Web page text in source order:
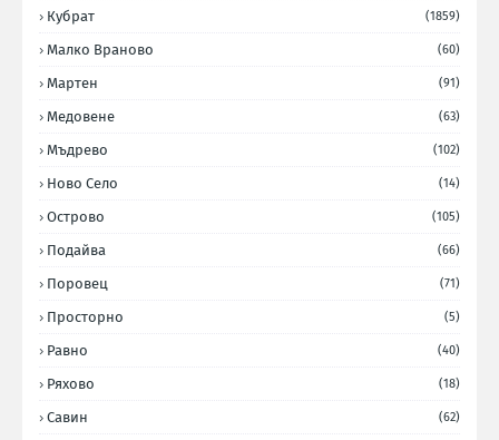
Кубрат (1859)
Малко Враново (60)
Мартен (91)
Медовене (63)
Мъдрево (102)
Ново Село (14)
Острово (105)
Подайва (66)
Поровец (71)
Просторно (5)
Равно (40)
Ряхово (18)
Савин (62)